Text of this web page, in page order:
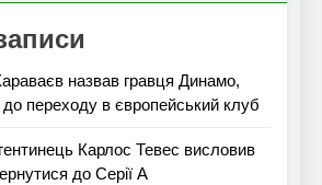
назвав гравця Динамо,
до переходу в європейський клуб
Карлос Тевес висловив
до Серії А